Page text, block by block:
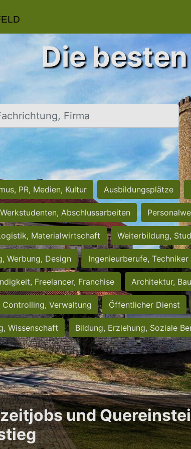
Die
Firma
PR, Medien, Kultur Ausbildungsplätze
Abschlussarbeiten
Materialwirtschaft Weiterbildung,
Werbung, Design Ingenieurberufe, Techniker
Freelancer, Franchise Architektur,
Controlling, Verwaltung Öffentlicher Dienst
Wissenschaft Bildung, Erziehung, Soziale
und